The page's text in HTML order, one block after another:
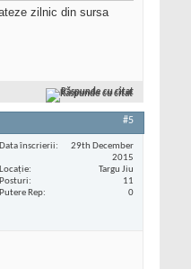
zilnic din sursa
Răspunde cu citat
#5
Data înscrierii
29th December
2015
Locaţie
Targu Jiu
Posturi
11
Putere Rep
0